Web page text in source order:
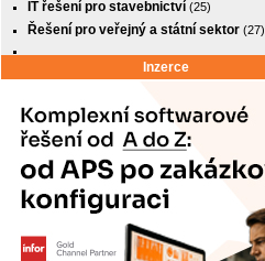
IT řešení pro stavebnictví (25)
Řešení pro veřejný a státní sektor (27)
Inzerce